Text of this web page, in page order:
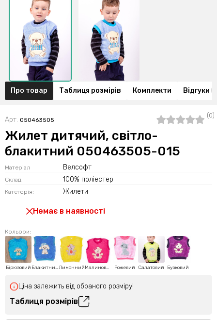
Про товар Таблиця розмірів Комплекти Відгуки
Арт. 050463505
(0)
Жилет дитячий, світло-
блакитний 050463505-015
Матеріал Велсофт
Склад 100% поліестер
Категорія: Жилети
Немає в наявності
Кольори:
Бірюзовий БлакитнийЛимонний Малиновий Рожевий Салатовий Бузковий
Ціна залежить від обраного розміру!
Таблиця розмірів